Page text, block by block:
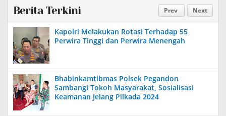
Prev Next
Berita Terkini
Kapolri Melakukan Rotasi Terhadap 55
Perwira Tinggi dan Perwira Menengah
Bhabinkamtibmas Polsek Pegandon
Sambangi Tokoh Masyarakat, Sosialisasi
Keamanan Jelang Pilkada 2024